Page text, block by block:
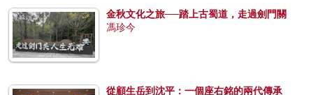
金秋文化之旅──踏上古蜀道，走過劍門關
馮珍今
從顧生岳到沈平：一個座右銘的兩代傳承